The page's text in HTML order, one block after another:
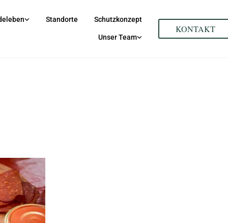
Standorte Schutzkonzept
Unser Team
KONTAKT